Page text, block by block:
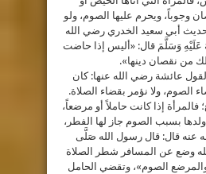
وجوباً، ويحرم عليها الصوم، ولو
أبي سعيد الخدري رضي الله
عَلَيْهِ وَسَلَّمَ قال: «أليس إذا حاضت
من نقصان دينها».
عائشة رضي الله عنها: كان
الصوم، ولا نؤمر بقضاء الصلاة.
فالمرأة إذا كانت حاملاً أو مرضعاً،
بسبب الصوم جاز لها الفطر،
عنه قال: قال رسول الله صَلَّى
وضع عن المسافر شطر الصلاة
الصوم»، وتقضي الحامل